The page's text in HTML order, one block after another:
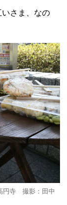
さま、なの
円寺 撮影：田中